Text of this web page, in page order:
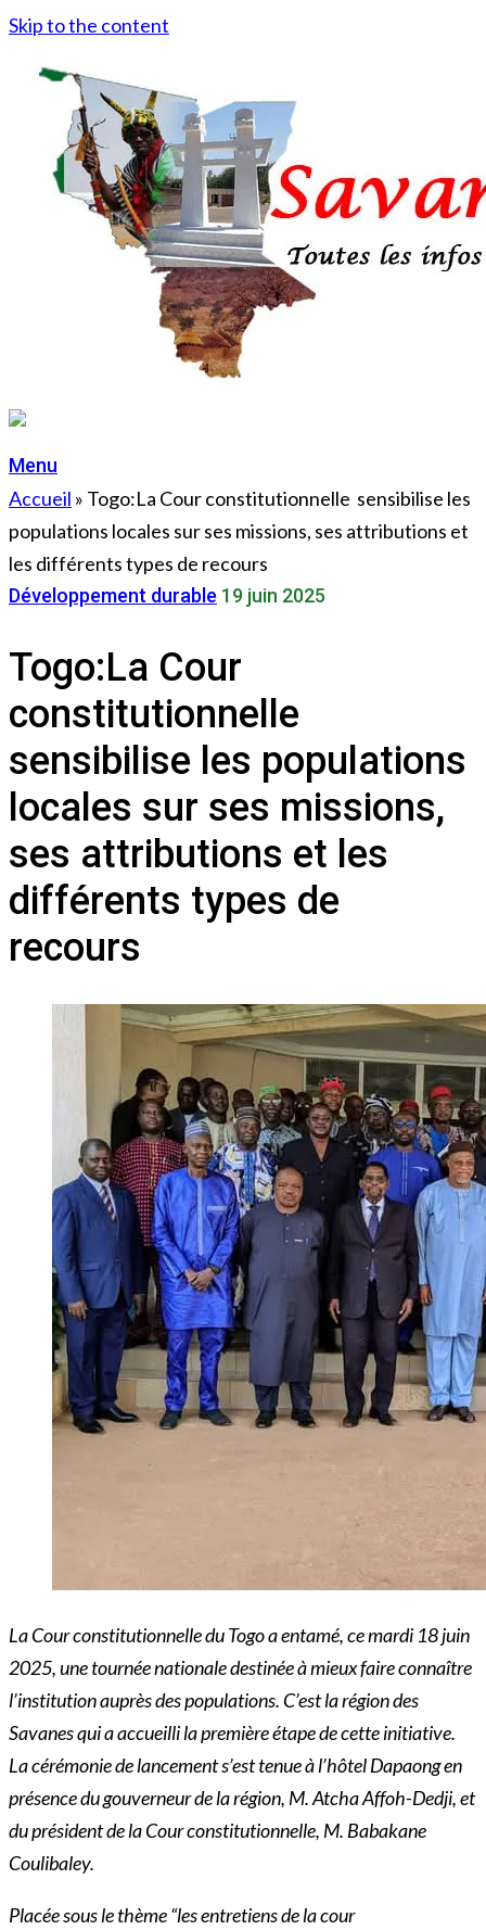
Skip to the content
Menu
Accueil » Togo:La Cour constitutionnelle sensibilise les
populations locales sur ses missions, ses attributions et
les différents types de recours
Développement durable 19 juin 2025
Togo:La Cour
constitutionnelle
sensibilise les populations
locales sur ses missions,
ses attributions et les
différents types de
recours
La Cour constitutionnelle du Togo a entamé, ce mardi 18 juin
2025, une tournée nationale destinée à mieux faire connaître
l’institution auprès des populations. C’est la région des
Savanes qui a accueilli la première étape de cette initiative.
La cérémonie de lancement s’est tenue à l’hôtel Dapaong en
présence du gouverneur de la région, M. Atcha Affoh-Dedji, et
du président de la Cour constitutionnelle, M. Babakane
Coulibaley.
Placée sous le thème “les entretiens de la cour